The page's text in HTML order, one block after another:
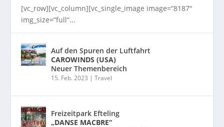
[vc_row][vc_column][vc_single_image image=“8187″
img_size=“full“...
Auf den Spuren der Luftfahrt
CAROWINDS (USA)
Neuer Themenbereich
15. Feb. 2023 |Travel
Freizeitpark Efteling
„DANSE MACBRE“